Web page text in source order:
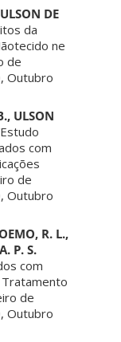
DE
da
ne
de
Outubro
ULSON
com
de
Outubro
R. L.,
P. S.
com
de
Outubro